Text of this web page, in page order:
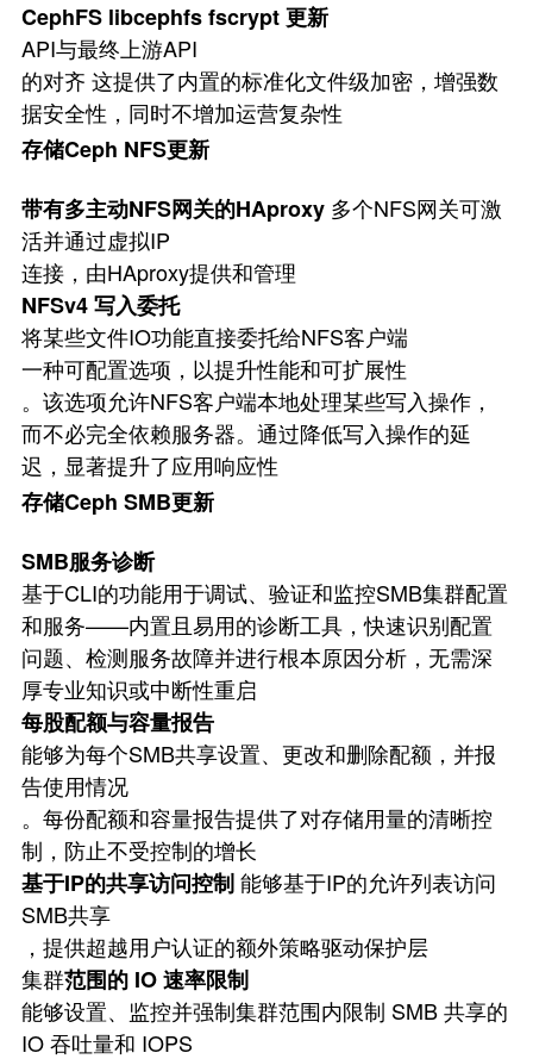
CephFS libcephfs fscrypt 更新
API与最终上游API
的对齐 这提供了内置的标准化文件级加密，增强数
据安全性，同时不增加运营复杂性
存储Ceph NFS更新
带有多主动NFS网关的HAproxy 多个NFS网关可激
活并通过虚拟IP
连接，由HAproxy提供和管理
NFSv4 写入委托
将某些文件IO功能直接委托给NFS客户端
一种可配置选项，以提升性能和可扩展性
。该选项允许NFS客户端本地处理某些写入操作，
而不必完全依赖服务器。通过降低写入操作的延
迟，显著提升了应用响应性
存储Ceph SMB更新
SMB服务诊断
基于CLI的功能用于调试、验证和监控SMB集群配置
和服务——内置且易用的诊断工具，快速识别配置
问题、检测服务故障并进行根本原因分析，无需深
厚专业知识或中断性重启
每股配额与容量报告
能够为每个SMB共享设置、更改和删除配额，并报
告使用情况
。每份配额和容量报告提供了对存储用量的清晰控
制，防止不受控制的增长
基于IP的共享访问控制能够基于IP的允许列表访问
SMB共享
，提供超越用户认证的额外策略驱动保护层
集群范围的 IO 速率限制
能够设置、监控并强制集群范围内限制 SMB 共享的
IO 吞吐量和 IOPS